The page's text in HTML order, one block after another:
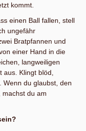
kommt.
einen Ball fallen, stell
ungefähr
Bratpfannen und
einer Hand in die
langweiligen
Klingt blöd,
Wenn du glaubst, den
machst du am